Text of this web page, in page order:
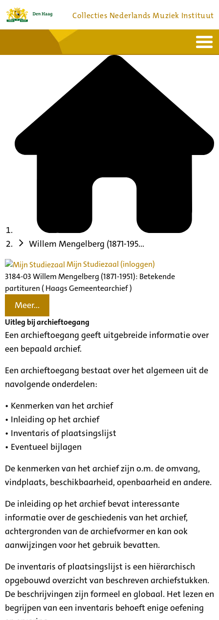
Collecties Nederlands Muziek Instituut
Bronnen en collecties
Willem Mengelberg (1871-195...
Mijn Studiezaal (inloggen)
3184-03 Willem Mengelberg (1871-1951): Betekende
partituren ( Haags Gemeentearchief )
Meer...
Uitleg bij archieftoegang
Een archieftoegang geeft uitgebreide informatie over
een bepaald archief.
Een archieftoegang bestaat over het algemeen uit de
navolgende onderdelen:
• Kenmerken van het archief
• Inleiding op het archief
• Inventaris of plaatsingslijst
• Eventueel bijlagen
De kenmerken van het archief zijn o.m. de omvang,
vindplaats, beschikbaarheid, openbaarheid en andere.
De inleiding op het archief bevat interessante
informatie over de geschiedenis van het archief,
achtergronden van de archiefvormer en kan ook
aanwijzingen voor het gebruik bevatten.
De inventaris of plaatsingslijst is een hiërarchisch
opgebouwd overzicht van beschreven archiefstukken.
De beschrijvingen zijn formeel en globaal. Het lezen en
begrijpen van een inventaris behoeft enige oefening